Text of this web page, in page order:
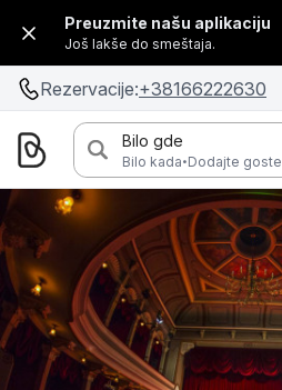
Preuzmite našu aplikaciju
Još lakše do smeštaja.
Rezervacije:+38166222630
Bilo gde
Bilo kada·Dodajte goste